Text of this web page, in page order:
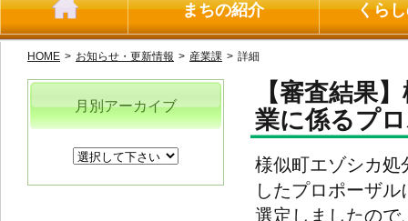
まちの紹介 くら
HOME > お知らせ・更新情報 > 産業課 > 詳細
【審査結果
業に係るプ
様似町エゾシカ処
したプロポーザ
選定しましたので
月別アーカイブ